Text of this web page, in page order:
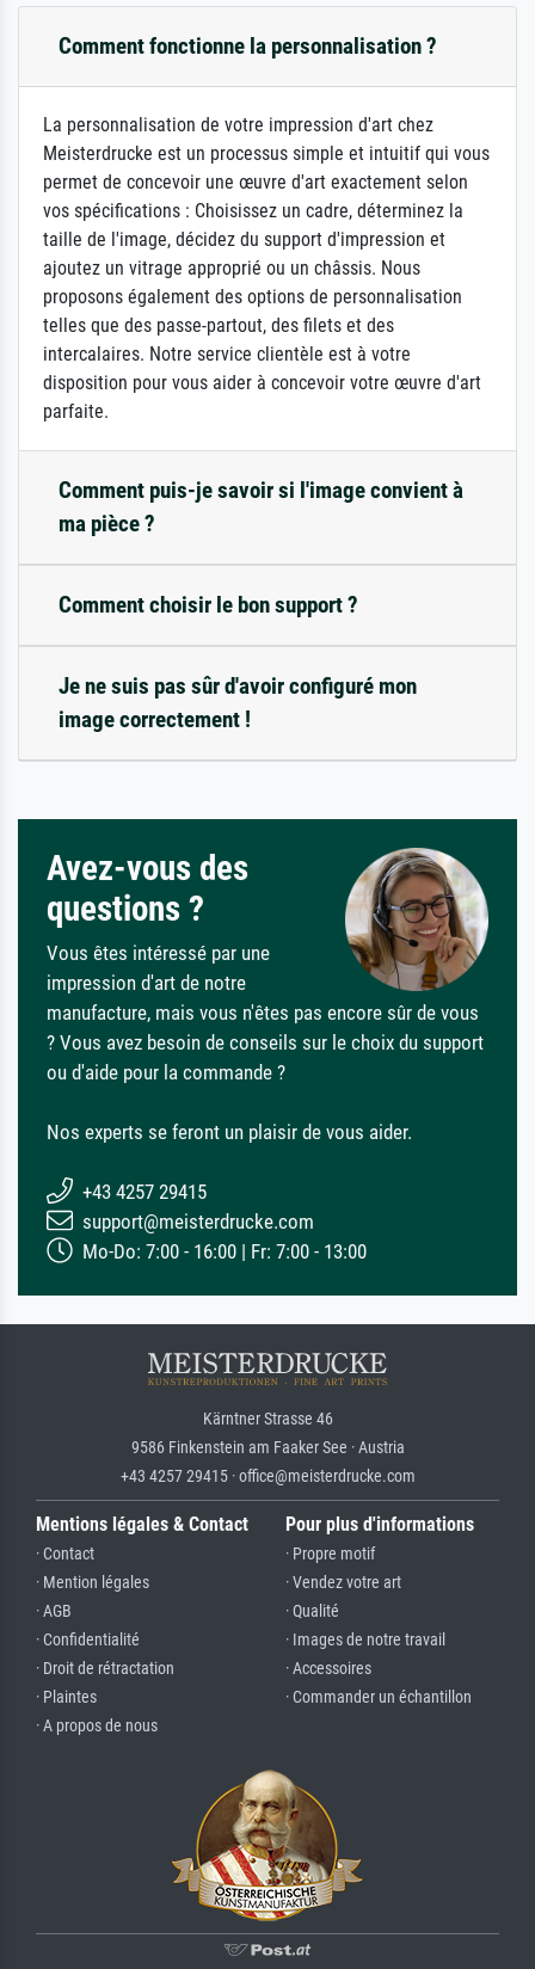
Comment fonctionne la personnalisation ?
La personnalisation de votre impression d'art chez
Meisterdrucke est un processus simple et intuitif qui vous
permet de concevoir une œuvre d'art exactement selon
vos spécifications : Choisissez un cadre, déterminez la
taille de l'image, décidez du support d'impression et
ajoutez un vitrage approprié ou un châssis. Nous
proposons également des options de personnalisation
telles que des passe-partout, des filets et des
intercalaires. Notre service clientèle est à votre
disposition pour vous aider à concevoir votre œuvre d'art
parfaite.
Comment puis-je savoir si l'image convient à
ma pièce ?
Comment choisir le bon support ?
Je ne suis pas sûr d'avoir configuré mon
image correctement !
Avez-vous des
questions ?
Vous êtes intéressé par une
impression d'art de notre
manufacture, mais vous n'êtes pas encore sûr de vous
? Vous avez besoin de conseils sur le choix du support
ou d'aide pour la commande ?
Nos experts se feront un plaisir de vous aider.
+43 4257 29415
support@meisterdrucke.com
Mo-Do: 7:00 - 16:00 | Fr: 7:00 - 13:00
Kärntner Strasse 46
9586 Finkenstein am Faaker See · Austria
+43 4257 29415 · office@meisterdrucke.com
Mentions légales & Contact
· Contact
· Mention légales
· AGB
· Confidentialité
· Droit de rétractation
· Plaintes
· A propos de nous
Pour plus d'informations
· Propre motif
· Vendez votre art
· Qualité
· Images de notre travail
· Accessoires
· Commander un échantillon